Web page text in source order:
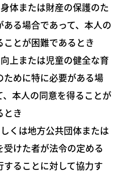
体または財産の保護のた
ある場合であって、本人の
ことが困難であるとき
上または児童の健全な育
ために特に必要がある場
、本人の同意を得ることが
とき
くは地方公共団体または
受けた者が法令の定める
することに対して協力す